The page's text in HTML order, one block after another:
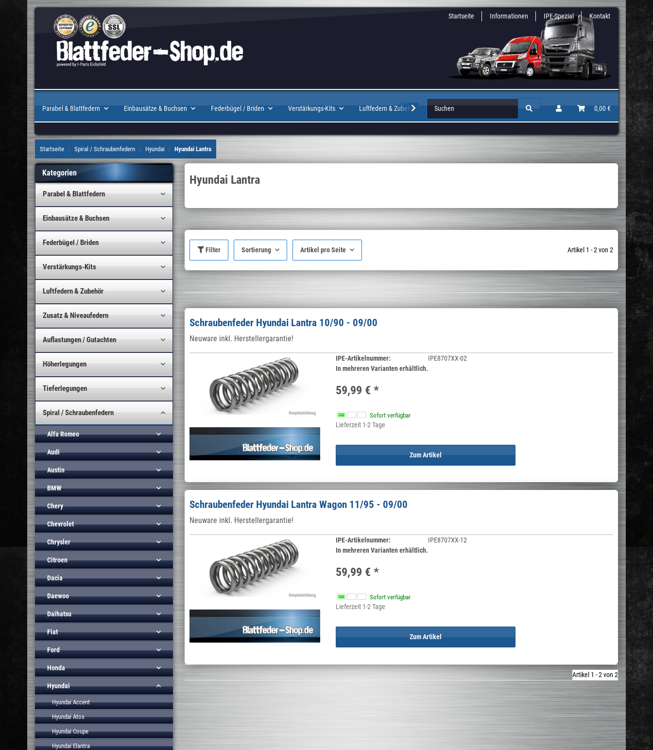
Startseite Informationen IPE-Spezial
Kontakt
0,00 €
Parabel & Blattfedern Einbausätze & Buchsen Federbügel / Briden Verstärkungs-Kits Luftfedern & Zubehör Zusatz & Niveaufedern Auflastungen / Gutachten
Startseite Spiral / Schraubenfedern Hyundai Hyundai Lantra
Hyundai Lantra
Filter Sortierung Artikel pro Seite Artikel 1 - 2 von 2
Schraubenfeder Hyundai Lantra 10/90 - 09/00
Neuware inkl. Herstellergarantie!
IPE-Artikelnummer:
IPE8707XX-02
In mehreren Varianten erhältlich.
59,99 €*
Sofort verfügbar
Lieferzeit 1-2 Tage
Zum Artikel
Schraubenfeder Hyundai Lantra Wagon 11/95 - 09/00
Neuware inkl. Herstellergarantie!
IPE-Artikelnummer:
IPE8707XX-12
In mehreren Varianten erhältlich.
59,99 €*
Sofort verfügbar
Lieferzeit 1-2 Tage
Zum Artikel
Artikel 1 - 2 von 2
Kategorien
Parabel & Blattfedern
Einbausätze & Buchsen
Federbügel / Briden
Verstärkungs-Kits
Luftfedern & Zubehör
Zusatz & Niveaufedern
Auflastungen / Gutachten
Höherlegungen
Tieferlegungen
Spiral / Schraubenfedern
Alfa Romeo
Audi
Austin
BMW
Chery
Chevrolet
Chrysler
Citroen
Dacia
Daewoo
Daihatsu
Fiat
Ford
Honda
Hyundai
Hyundai Accent
Hyundai Atos
Hyundai Coupe
Hyundai Elantra